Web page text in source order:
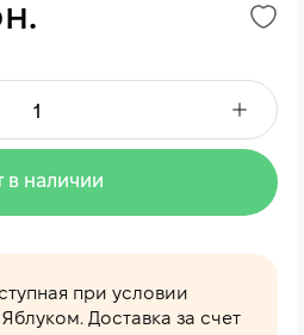
в наличии
при условии
Доставка за счет